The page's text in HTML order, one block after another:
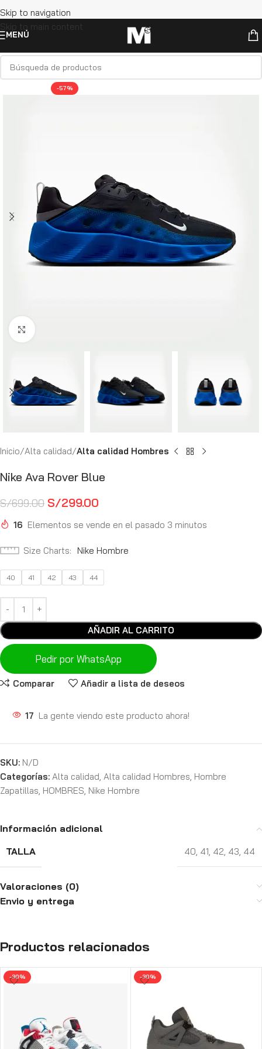
Skip to navigation
Skip to main content
MENÚ
-57%
Inicio Alta calidad Alta calidad Hombres
Nike Ava Rover Blue
S/699.00 S/299.00
16 Elementos se vende en el pasado 3 minutos
Size Charts Nike Hombre
40 41 42 43 44
AÑADIR AL CARRITO
Pedir por WhatsApp
Comparar Añadir a lista de deseos
17 La gente viendo este producto ahora!
SKU: N/D
Categorías: Alta calidad, Alta calidad Hombres, Hombre
Zapatillas, HOMBRES, Nike Hombre
Información adicional
TALLA
40, 41, 42, 43, 44
Valoraciones (0)
Envio y entrega
Productos relacionados
-30% -30%